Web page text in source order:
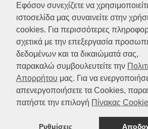
Εφόσον συνεχίζετε να
ιστοσελίδα μας συναινείτε στην
cookies. Για περισσότερες
σχετικά με την επεξεργασία
δεδομένων και τα δικαιώματά σας,
παρακαλώ συμβουλευτείτε την
Απορρήτου μας. Για να
απενεργοποιήσετε τα Cookies,
πατήστε την επιλογή Πίνακας
Ρυθμίσεις
Test ride
Επικοινωνία
Service
Κατάλογος
FAQ
SOCIAL MEDIA